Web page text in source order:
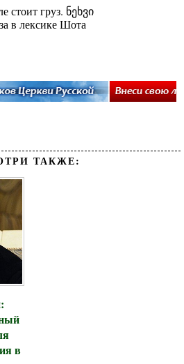
стоит груз. ნეხვი
в лексике Шота
ТАКЖЕ:
в